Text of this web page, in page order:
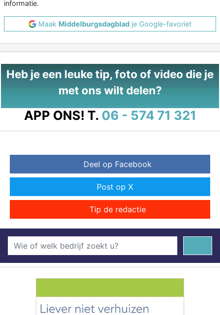
informatie.
Maak Middelburgsdagblad je Google-favoriet
Heb je een leuke tip, foto of video die je
met ons wilt delen?
APP ONS! T. 06 - 574 71 321
Deel op Facebook
Post op X
Tip de redactie